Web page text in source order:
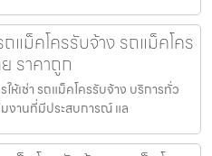
แม็คโครรับจ้าง รถแม็คโคร
ราคาถูก
ห้เช่า รถแม็คโครรับจ้าง บริการทั่ว
งานที่มีประสบการณ์ แล